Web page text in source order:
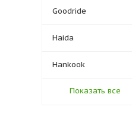
Goodride
Haida
Hankook
Показать все